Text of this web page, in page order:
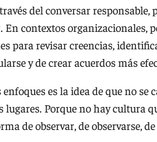
del conversar responsable,
En contextos organizacionales,
para revisar creencias,
y de crear acuerdos más
es la idea de que no se
lugares. Porque no hay cultura
de observar, de observarse,